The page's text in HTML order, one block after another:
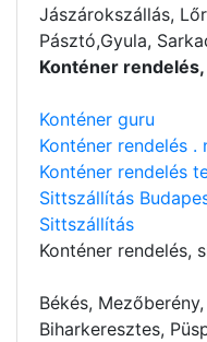
Jászárokszállás,
Pásztó,Gyula,
Konténer
Konténer guru
Konténer rendelés .
Konténer rendelés
Sittszállítás
Sittszállítás
Konténer rendelés,
Békés,
Biharkeresztes,